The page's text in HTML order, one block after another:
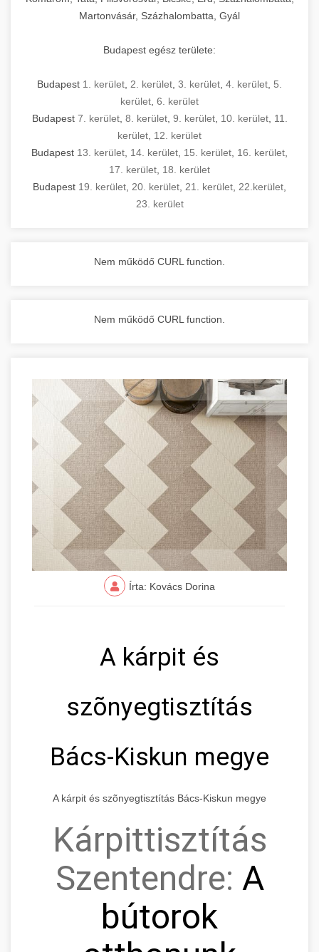
Martonvásár, Százhalombatta, Gyál
Budapest egész területe:
Budapest 1. kerület 2. kerület 3. kerület 4. kerület 5.
kerület 6. kerület
Budapest 7. kerület, 8. kerület, 9. kerület, 10. kerület, 11.
kerület 12. kerület
Budapest 13. kerület 14. kerület 15. kerület 16. kerület
17. kerület 18. kerület
Budapest 19. kerület 20. kerület 21. kerület 22.kerület
23. kerület
Nem működő CURL function.
Nem működő CURL function.
Írta: Kovács Dorina
A kárpit és
szõnyegtisztítás
Bács-Kiskun megye
A kárpit és szõnyegtisztítás Bács-Kiskun megye
Kárpittisztítás
Szentendre: A
bútorok